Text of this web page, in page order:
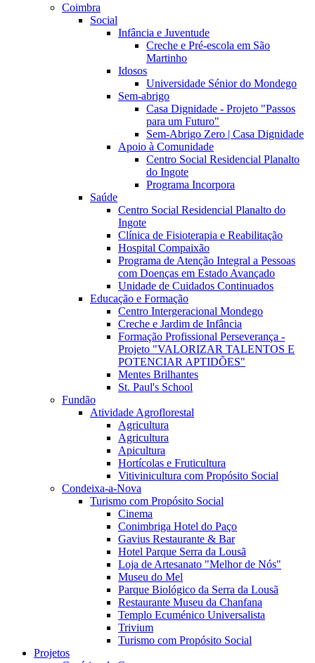
Coimbra
Social
Infância e Juventude
Creche e Pré-escola em São
Martinho
Idosos
Universidade Sénior do Mondego
Sem-abrigo
Casa Dignidade - Projeto "Passos
para um Futuro"
Sem-Abrigo Zero | Casa Dignidade
Apoio à Comunidade
Centro Social Residencial Planalto
do Ingote
Programa Incorpora
Saúde
Centro Social Residencial Planalto do
Ingote
Clínica de Fisioterapia e Reabilitação
Hospital Compaixão
Programa de Atenção Integral a Pessoas
com Doenças em Estado Avançado
Unidade de Cuidados Continuados
Educação e Formação
Centro Intergeracional Mondego
Creche e Jardim de Infância
Formação Profissional Perseverança -
Projeto "VALORIZAR TALENTOS E
POTENCIAR APTIDÕES"
Mentes Brilhantes
St. Paul's School
Fundão
Atividade Agroflorestal
Agricultura
Agricultura
Apicultura
Hortícolas e Fruticultura
Vitivinicultura com Propósito Social
Condeixa-a-Nova
Turismo com Propósito Social
Cinema
Conimbriga Hotel do Paço
Gavius Restaurante & Bar
Hotel Parque Serra da Lousã
Loja de Artesanato "Melhor de Nós"
Museu do Mel
Parque Biológico da Serra da Lousã
Restaurante Museu da Chanfana
Templo Ecuménico Universalista
Trivium
Turismo com Propósito Social
Projetos